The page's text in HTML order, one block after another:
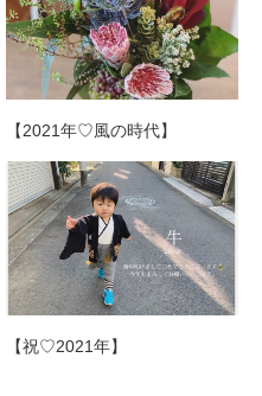
【2021年♡風の時代】
【祝♡2021年】